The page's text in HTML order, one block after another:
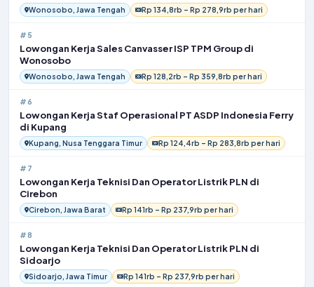
Wonosobo, Jawa Tengah Rp 134,8rb – Rp 278,9rb per hari
#5
Lowongan Kerja Sales Canvasser ISP TPM Group di
Wonosobo
Wonosobo, Jawa Tengah Rp 128,2rb – Rp 359,8rb per hari
#6
Lowongan Kerja Staf Operasional PT ASDP Indonesia Ferry
di Kupang
Kupang, Nusa Tenggara Timur Rp 124,4rb – Rp 283,8rb per hari
#7
Lowongan Kerja Teknisi Dan Operator Listrik PLN di
Cirebon
Cirebon, Jawa Barat Rp 141rb – Rp 237,9rb per hari
#8
Lowongan Kerja Teknisi Dan Operator Listrik PLN di
Sidoarjo
Sidoarjo, Jawa Timur Rp 141rb – Rp 237,9rb per hari